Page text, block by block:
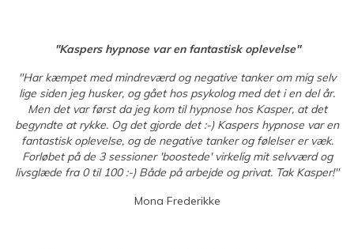
"Kaspers hypnose var en fantastisk oplevelse"
"Har kæmpet med mindreværd og negative tanker om mig selv
lige siden jeg husker, og gået hos psykolog med det i en del år.
Men det var først da jeg kom til hypnose hos Kasper, at det
begyndte at rykke. Og det gjorde det :-) Kaspers hypnose var en
fantastisk oplevelse, og de negative tanker og følelser er væk.
Forløbet på de 3 sessioner 'boostede' virkelig mit selvværd og
livsglæde fra 0 til 100 :-) Både på arbejde og privat. Tak Kasper!"
Mona Frederikke